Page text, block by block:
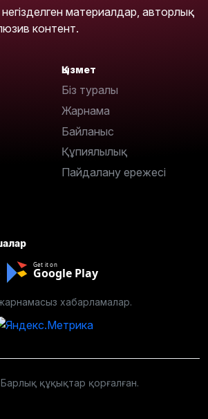
материалдар, авторлық
контент.
Қызмет
Біз туралы
Жарнама
Байланыс
Құпиялылық
Пайдалану ережесі
Get it on
Google Play
хабарламалар.
құқықтар қорғалған.